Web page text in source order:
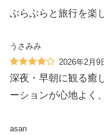
ぶらぶらと旅行を楽
うさみみ
2026年2月9
深夜・早朝に観る癒
ーションが心地よく
asan